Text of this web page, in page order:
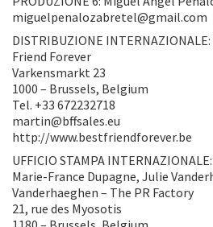
miguelpenalozabretel@gmail.com
DISTRIBUZIONE
Friend Forever
Varkensmarkt 23
1000 – Brussels, Belgium
Tel. +33 672232718
martin@bffsales.eu
http://www.bestfriendforever.be
UFFICIO STAMPA
Marie-France Dupagne, Julie
Vanderhaeghen – The PR Factory
21, rue des Myosotis